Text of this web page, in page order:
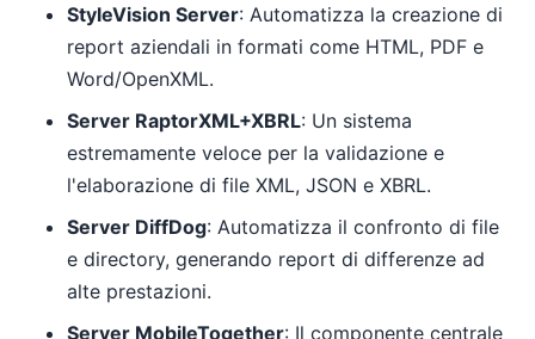
StyleVision Server: Automatizza la creazione di
report aziendali in formati come HTML, PDF e
Word/OpenXML.
Server RaptorXML+XBRL: Un sistema
estremamente veloce per la validazione e
l'elaborazione di file XML, JSON e XBRL.
Server DiffDog: Automatizza il confronto di file
e directory, generando report di differenze ad
alte prestazioni.
Server MobileTogether: Il componente centrale